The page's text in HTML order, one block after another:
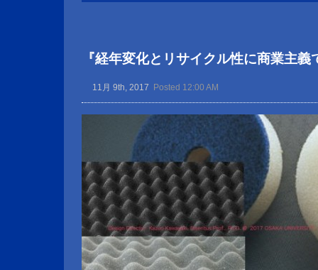
『経年変化とリサイクル性に商業主義
11月 9th, 2017 Posted 12:00 AM